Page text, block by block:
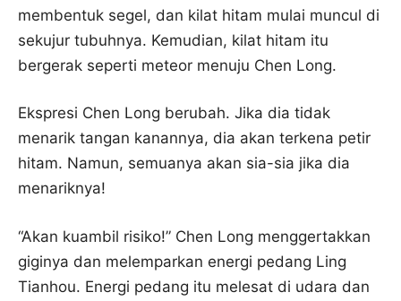
membentuk segel, dan kilat hitam mulai muncul di
sekujur tubuhnya. Kemudian, kilat hitam itu
bergerak seperti meteor menuju Chen Long.
Ekspresi Chen Long berubah. Jika dia tidak
menarik tangan kanannya, dia akan terkena petir
hitam. Namun, semuanya akan sia-sia jika dia
menariknya!
“Akan kuambil risiko!” Chen Long menggertakkan
giginya dan melemparkan energi pedang Ling
Tianhou. Energi pedang itu melesat di udara dan